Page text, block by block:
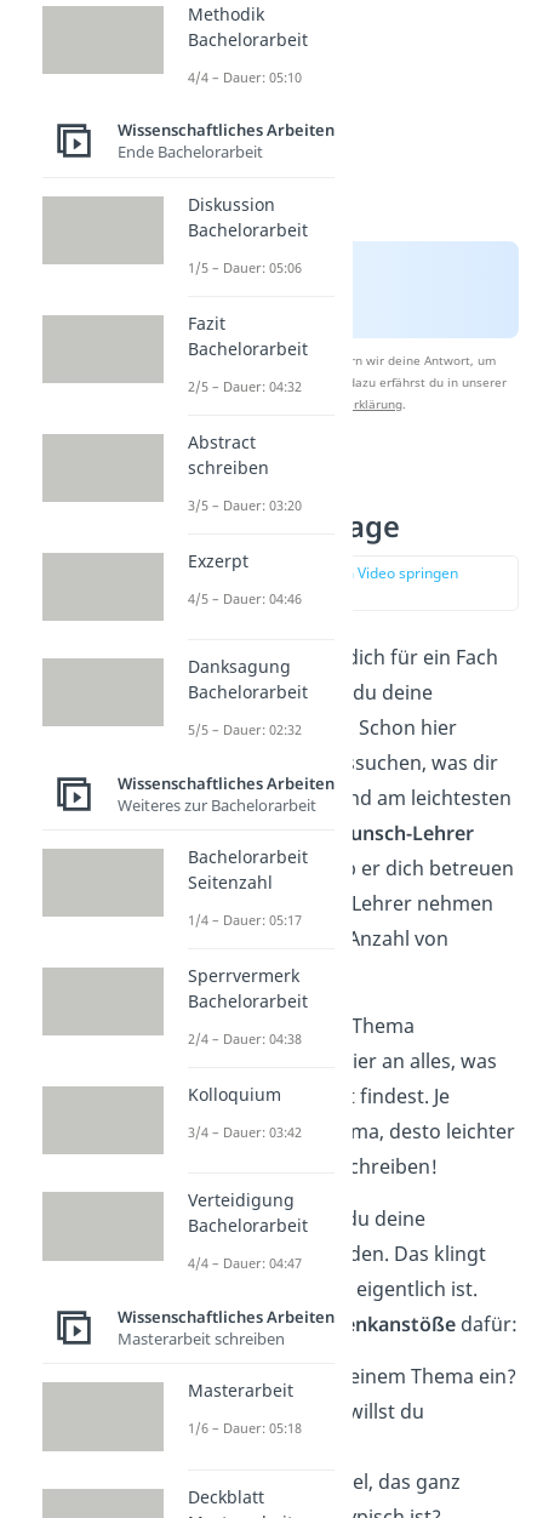
Nach Beantwortung speichern wir deine Antwort, um
Studyflix zu verbessern. Mehr dazu erfährst du in unserer
Datenschutzerklärung
Thema und
Forschungsfrage
zur Stelle im Video springen
(00:30)
Als Erstes musst du dich für ein Fach
entscheiden, in dem du deine
Facharbeit schreibst. Schon hier
solltest du etwas aussuchen, was dir
selbst Spaß macht und am leichtesten
Wunsch-Lehrer
möglichst schnell
, ob er dich betreuen
anche Lehrer nehmen
nur eine bestimmte Anzahl von
Facharbeiten an
Nun solltest du dein Thema
eingrenzen. Denke hier an alles, was
du selbst interessant findest. Je
spannender das Thema, desto leichter
kannst du darüber schreiben!
Als Nächstes musst du deine
Forschungsfrage finden. Das klingt
komplizierter, als sie eigentlich ist.
Hier sind ein paarDenkanstößedafür:
Was fällt dir zu deinem Thema ein?
Welchen Aspekt willst du
Gibt es ein Beispiel, das ganz
Methodik
Bachelorarbeit
4/4 – Dauer: 05:10
Wissenschaftliches Arbeiten
Ende Bachelorarbeit
Diskussion
Bachelorarbeit
1/5 – Dauer: 05:06
Fazit
Bachelorarbeit
2/5 – Dauer: 04:32
Abstract
schreiben
3/5 – Dauer: 03:20
Exzerpt
4/5 – Dauer: 04:46
Danksagung
Bachelorarbeit
5/5 – Dauer: 02:32
Wissenschaftliches Arbeiten
Weiteres zur Bachelorarbeit
Bachelorarbeit
Seitenzahl
1/4 – Dauer: 05:17
Sperrvermerk
Bachelorarbeit
2/4 – Dauer: 04:38
Kolloquium
3/4 – Dauer: 03:42
Verteidigung
Bachelorarbeit
4/4 – Dauer: 04:47
Wissenschaftliches Arbeiten
Masterarbeit schreiben
Masterarbeit
1/6 – Dauer: 05:18
Deckblatt